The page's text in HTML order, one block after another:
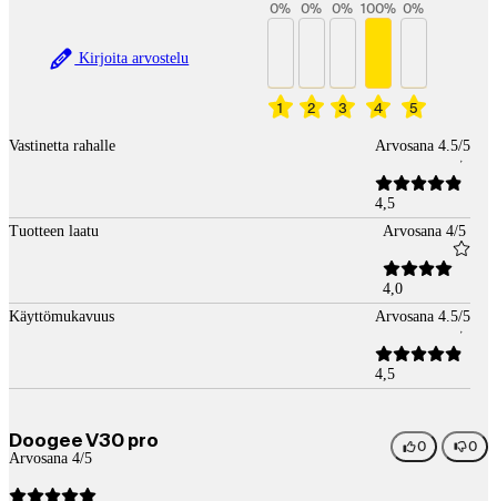
Kirjoita arvostelu
1
0%
2
0%
3
0%
4
100%
5
0%
Vastinetta rahalle Arvosana 4.5/5
4,5
Tuotteen laatu
Arvosana 4/5
4,0
Käyttömukavuus
Arvosana 4.5/5
4,5
Doogee V30 pro
Arvosana 4/5
0 0